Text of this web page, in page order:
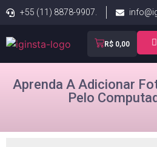
+55 (11) 8878-9907.
R$ 0,00
Aprenda A Adicionar
Pelo